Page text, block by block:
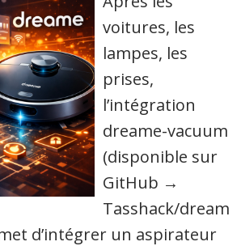
voitures, les
lampes, les
prises,
l’intégration
dreame-vacuum
(disponible sur
GitHub →
Tasshack/dream
d’intégrer un aspirateur